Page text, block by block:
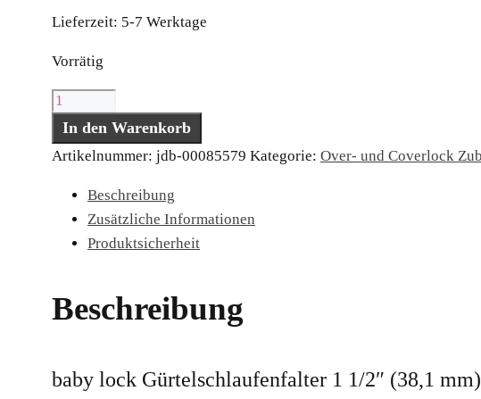
Lieferzeit: 5-7 Werktage
Vorrätig
baby
lock
Gürtelschlaufenfalter
1/2"
(38,1
mm)
In den Warenkorb
Artikelnummer: jdb-00085579 Kategorie: Over- und Coverlock
Beschreibung
Zusätzliche Informationen
Produktsicherheit
Beschreibung
baby lock Gürtelschlaufenfalter 1 1/2″ (38,1 mm)